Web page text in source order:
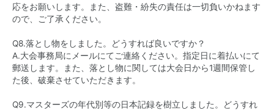
応をお願いします。また、盗難・紛失の責任は一切負いかねます
ので、ご了承ください。
Q8.落とし物をしました。どうすれば良いですか？
A.大会事務局にメールにてご連絡ください。指定日に着払いにて
郵送します。また、落とし物に関しては大会日から1週間保管し
た後、破棄させていただきます。
Q9.マスターズの年代別等の日本記録を樹立しました。どうすれ